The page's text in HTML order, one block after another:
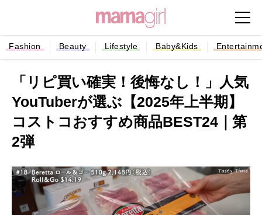
Fashion Beauty Lifestyle Baby&Kids
「リピ買い確実！後悔なし！」人気
YouTuberが選ぶ【2025年上半期】
コストコおすすめ商品BEST24｜第
2弾